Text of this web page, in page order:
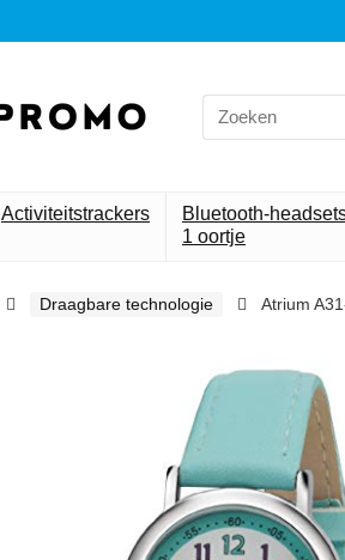
Search
for:
Activiteitstrackers
Bluetooth-
1 oortje
Draagbare technologie Atrium